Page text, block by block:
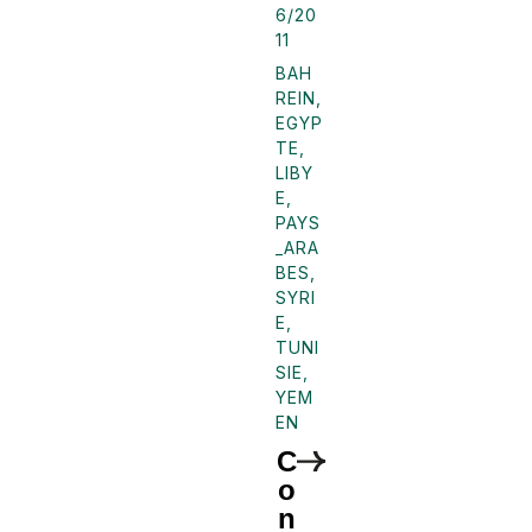
6/20
11
BAH
REIN
EGYP
TE
LIBY
E
PAYS
_ARA
BES
SYRI
E
TUNI
SIE
YEM
EN
C
o
n